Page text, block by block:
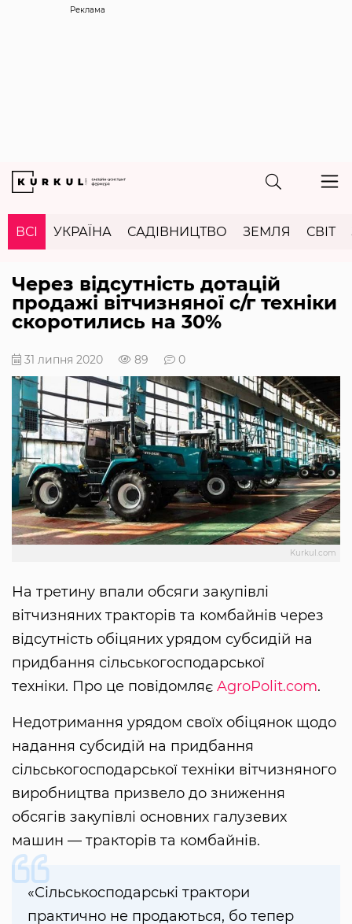
Реклама
ВСІ УКРАЇНА САДІВНИЦТВО ЗЕМЛЯ СВІТ
Через відсутність дотацій
продажі вітчизняної с/г техніки
скоротились на 30%
31 липня 2020 89 0
Kurkul.com
На третину впали обсяги закупівлі
вітчизняних тракторів та комбайнів через
відсутність обіцяних урядом субсидій на
придбання сільськогосподарської
техніки. Про це повідомляє AgroPolit.com.
Недотримання урядом своїх обіцянок щодо
надання субсидій на придбання
сільськогосподарської техніки вітчизняного
виробництва призвело до зниження
обсягів закупівлі основних галузевих
машин — тракторів та комбайнів.
«Сільськосподарські трактори
практично не продаються, бо тепер